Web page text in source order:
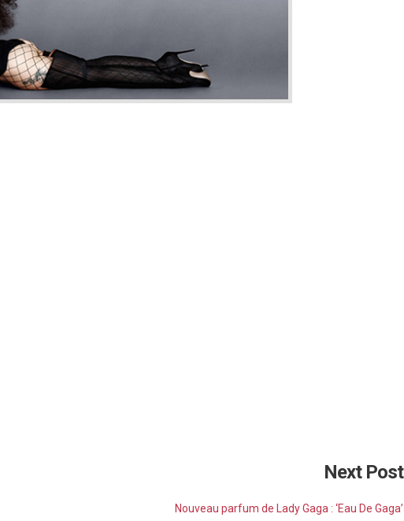
Next Post
Nouveau parfum de Lady Gaga : ‘Eau De Gaga’